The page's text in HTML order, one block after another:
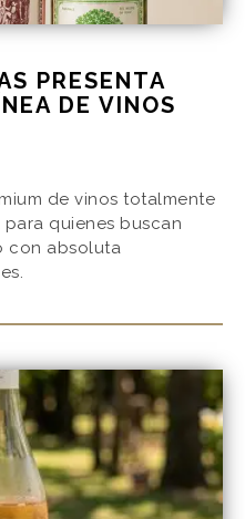
PRESENTA
DE VINOS
de vinos totalmente
quienes buscan
con absoluta